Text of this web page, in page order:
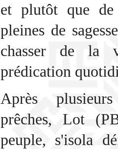
et plutôt que
pleines de
chasser de la
prédication
Après
prêches, Lot
peuple, s'isola